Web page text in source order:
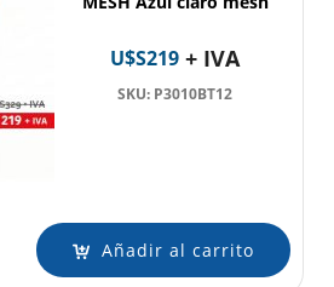
U$S219 + IVA
SKU: P3010BT12
Añadir al carrito